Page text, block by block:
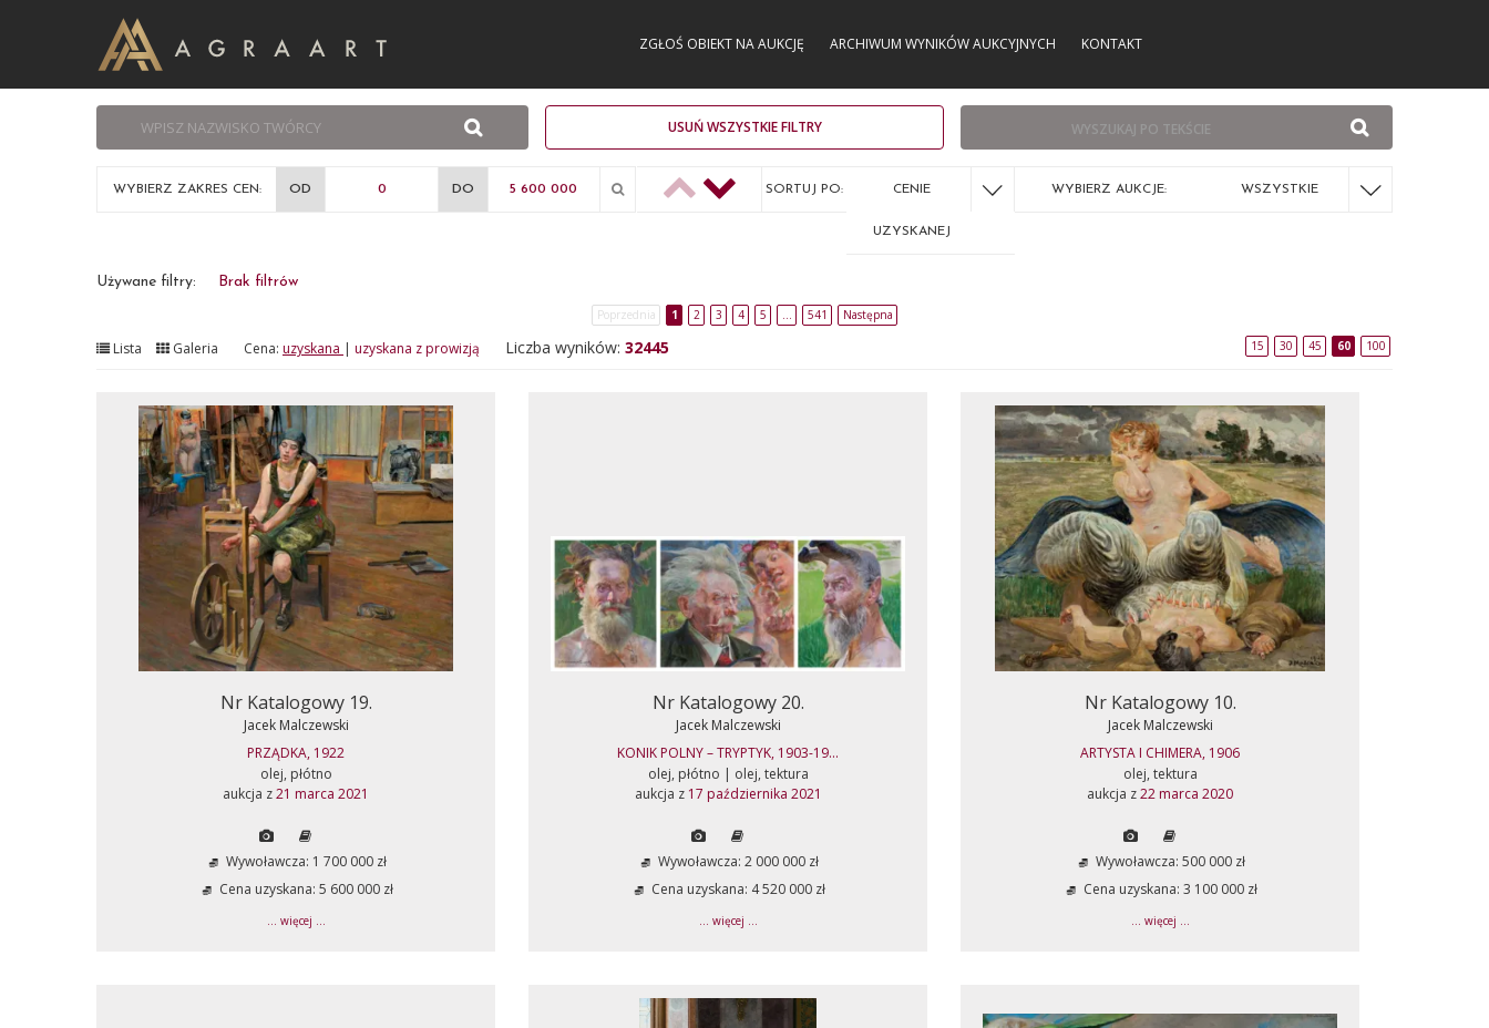
ZGŁOŚ OBIEKT NA AUKCJĘ ARCHIWUM WYNIKÓW AUKCYJNYCH KONTAKT
USUŃ WSZYSTKIE FILTRY
WYBIERZ ZAKRES CEN: OD DO SORTUJ PO: CENIE
UZYSKANEJ
WYBIERZ AUKCJE: WSZYSTKIE
Używane filtry: Brak filtrów
Poprzednia 1 2 3 4 5 … 541 Następna
Lista Galeria Cena: uzyskana | uzyskana z prowizją Liczba wyników: 32445 15 30 45 60 100
Nr Katalogowy 19.
Jacek Malczewski
PRZĄDKA, 1922
olej, płótno
aukcja z21 marca 2021
Wywoławcza: 1 700 000 zł
Cena uzyskana: 5 600 000 zł
... więcej ...
Nr Katalogowy 20.
Jacek Malczewski
KONIK POLNY – TRYPTYK, 1903-19...
olej, płótno | olej, tektura
aukcja z 17 października 2021
Wywoławcza: 2 000 000 zł
Cena uzyskana: 4 520 000 zł
... więcej ...
Nr Katalogowy 10.
Jacek Malczewski
ARTYSTA I CHIMERA, 1906
olej, tektura
aukcja z22 marca 2020
Wywoławcza: 500 000 zł
Cena uzyskana: 3 100 000 zł
... więcej ...